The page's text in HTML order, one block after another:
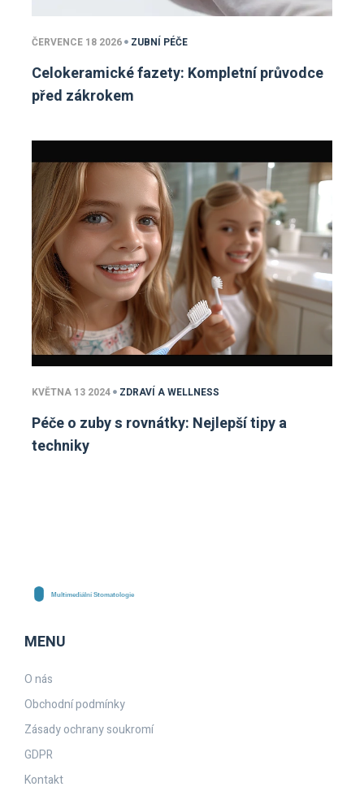
ČERVENCE 18 2026 ZUBNÍ PÉČE
Celokeramické fazety: Kompletní průvodce
před zákrokem
KVĚTNA 13 2024 ZDRAVÍ A WELLNESS
Péče o zuby s rovnátky: Nejlepší tipy a
techniky
MENU
O nás
Obchodní podmínky
Zásady ochrany soukromí
GDPR
Kontakt